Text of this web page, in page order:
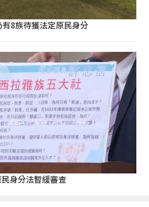
8族待獲法定原民身分
身分法暫緩審查